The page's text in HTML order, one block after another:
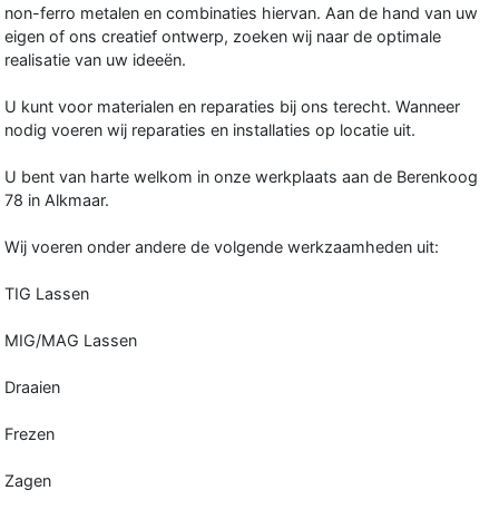
non-ferro metalen en combinaties hiervan. Aan de hand van uw
eigen of ons creatief ontwerp, zoeken wij naar de optimale
realisatie van uw ideeën.
U kunt voor materialen en reparaties bij ons terecht. Wanneer
nodig voeren wij reparaties en installaties op locatie uit.
U bent van harte welkom in onze werkplaats aan de Berenkoog
78 in Alkmaar.
Wij voeren onder andere de volgende werkzaamheden uit:
TIG Lassen
MIG/MAG Lassen
Draaien
Frezen
Zagen